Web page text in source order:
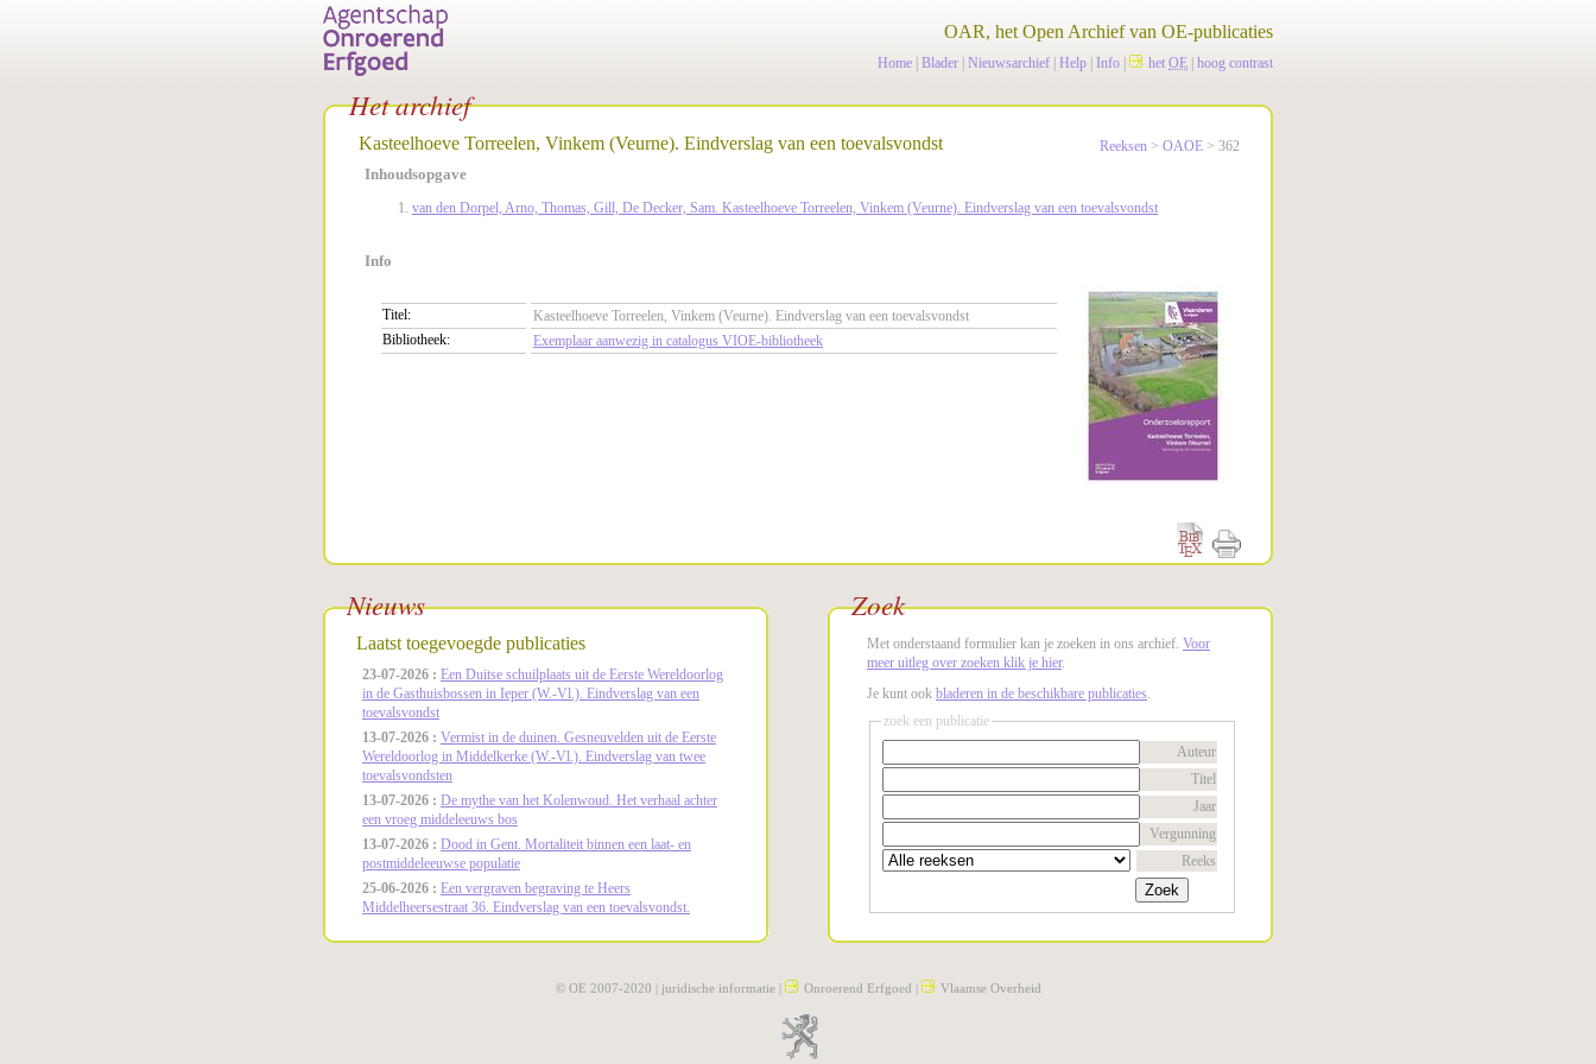
OAR, het Open Archief van OE-publicaties
Home Blader Nieuwsarchief Help Info het OE hoog contrast
Het archief
Reeksen > OAOE > 362
Kasteelhoeve Torreelen, Vinkem (Veurne). Eindverslag van een toevalsvondst
Inhoudsopgave
van den Dorpel, Arno, Thomas, Gill, De Decker, Sam. Kasteelhoeve Torreelen, Vinkem (Veurne). Eindverslag van een toevalsvondst
Info
Titel:
Kasteelhoeve Torreelen, Vinkem (Veurne). Eindverslag van een toevalsvondst
Bibliotheek:
Exemplaar aanwezig in catalogus VIOE-bibliotheek
Nieuws
Laatst toegevoegde publicaties
23-07-2026 : Een Duitse schuilplaats uit de Eerste Wereldoorlog
in de Gasthuisbossen in Ieper (W.-Vl.). Eindverslag van een
toevalsvondst
13-07-2026 : Vermist in de duinen. Gesneuvelden uit de Eerste
Wereldoorlog in Middelkerke (W.-Vl.). Eindverslag van twee
toevalsvondsten
13-07-2026 : De mythe van het Kolenwoud. Het verhaal achter
een vroeg middeleeuws bos
13-07-2026 : Dood in Gent. Mortaliteit binnen een laat- en
postmiddeleeuwse populatie
25-06-2026 : Een vergraven begraving te Heers
Middelheersestraat 36. Eindverslag van een toevalsvondst.
Zoek
Met onderstaand formulier kan je zoeken in ons archief. Voor
meer uitleg over zoeken klik je hier.
Je kunt ook bladeren in de beschikbare publicaties.
zoek een publicatie
Auteur
Titel
Jaar
Vergunning
Reeks
© OE 2007-2020 | juridische informatie| Onroerend Erfgoed | Vlaamse Overheid